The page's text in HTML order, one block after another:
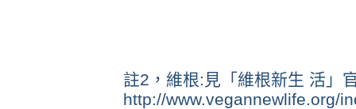
註2，維根:見「維根新生 活」
http://www.vegannewlife.org/